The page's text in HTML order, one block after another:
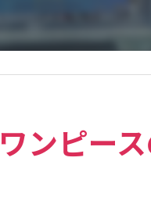
ワンピー